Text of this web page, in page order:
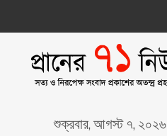
শুক্রবার, আগস্ট ৭, ২০২৬